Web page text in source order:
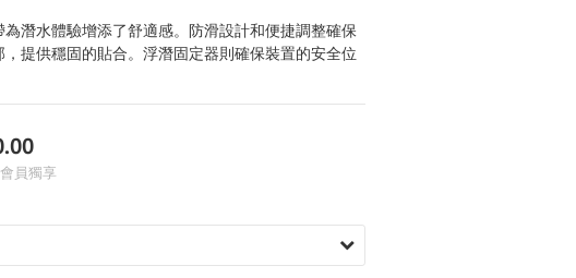
為潛水體驗增添了舒適感。防滑設計和便捷調整確保
，提供穩固的貼合。浮潛固定器則確保裝置的安全位
會員獨享